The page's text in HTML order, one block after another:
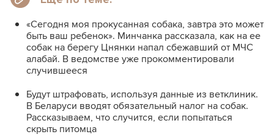
«Сегодня моя прокусанная собака, завтра это может
быть ваш ребенок». Минчанка рассказала, как на ее
собак на берегу Цнянки напал сбежавший от МЧС
алабай. В ведомстве уже прокомментировали
случившееся
Будут штрафовать, используя данные из ветклиник.
В Беларуси вводят обязательный налог на собак.
Рассказываем, что случится, если попытаться
скрыть питомца